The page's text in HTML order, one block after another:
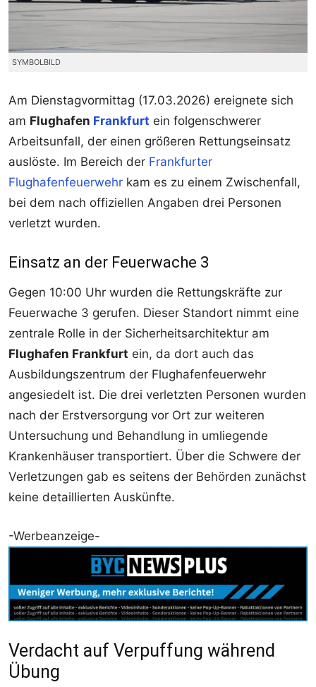
SYMBOLBILD
Am Dienstagvormittag (17.03.2026) ereignete sich
am Flughafen Frankfurt ein folgenschwerer
Arbeitsunfall, der einen größeren Rettungseinsatz
auslöste. Im Bereich der Frankfurter
Flughafenfeuerwehr kam es zu einem Zwischenfall,
bei dem nach offiziellen Angaben drei Personen
verletzt wurden.
Einsatz an der Feuerwache 3
Gegen 10:00 Uhr wurden die Rettungskräfte zur
Feuerwache 3 gerufen. Dieser Standort nimmt eine
zentrale Rolle in der Sicherheitsarchitektur am
Flughafen Frankfurt ein, da dort auch das
Ausbildungszentrum der Flughafenfeuerwehr
angesiedelt ist. Die drei verletzten Personen wurden
nach der Erstversorgung vor Ort zur weiteren
Untersuchung und Behandlung in umliegende
Krankenhäuser transportiert. Über die Schwere der
Verletzungen gab es seitens der Behörden zunächst
keine detaillierten Auskünfte.
-Werbeanzeige-
Verdacht auf Verpuffung während
Übung